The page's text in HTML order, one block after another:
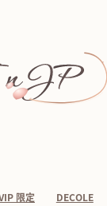
限定 DECOLE